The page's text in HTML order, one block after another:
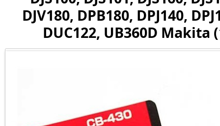
DJV180, DPB180, DPJ140,
DUC122, UB360D Makita